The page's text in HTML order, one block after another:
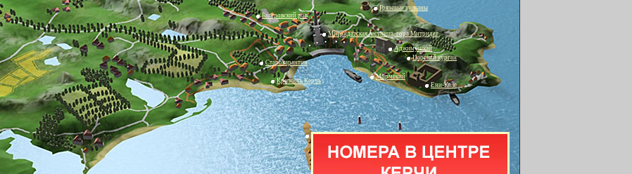
Багеровский ров
Ени-Кале
Мирмекий
Аджимушкай
Старокарантин
Царский курган
Митридатская лестница, гора Митридат
Грязевые вулканы
Крепость Керчь